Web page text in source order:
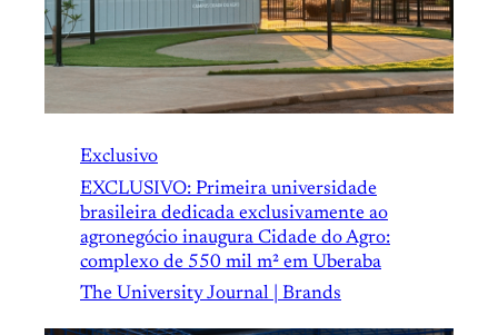
Exclusivo
EXCLUSIVO: Primeira universidade
brasileira dedicada exclusivamente ao
agronegócio inaugura Cidade do Agro:
complexo de 550 mil m² em Uberaba
The University Journal | Brands